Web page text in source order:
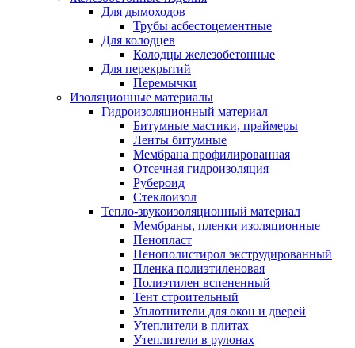
Для дымоходов
Трубы асбестоцементные
Для колодцев
Колодцы железобетонные
Для перекрытий
Перемычки
Изоляционные материалы
Гидроизоляционный материал
Битумные мастики, праймеры
Ленты битумные
Мембрана профилированная
Отсечная гидроизоляция
Рубероид
Стеклоизол
Тепло-звукоизоляционный материал
Мембраны, пленки изоляционные
Пенопласт
Пенополистирол экструдированный
Пленка полиэтиленовая
Полиэтилен вспененный
Тент строительный
Уплотнители для окон и дверей
Утеплители в плитах
Утеплители в рулонах